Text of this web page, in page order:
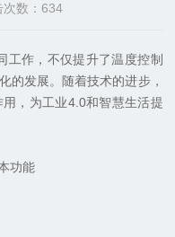
次数：634
工作，不仅提升了温度控制
的发展。随着技术的进步，
，为工业4.0和智慧生活提
功能